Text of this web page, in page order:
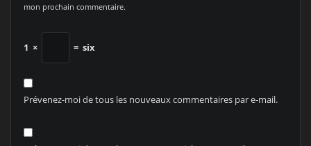
mon prochain commentaire.
1 × = six
Prévenez-moi de tous les nouveaux commentaires par e-mail.